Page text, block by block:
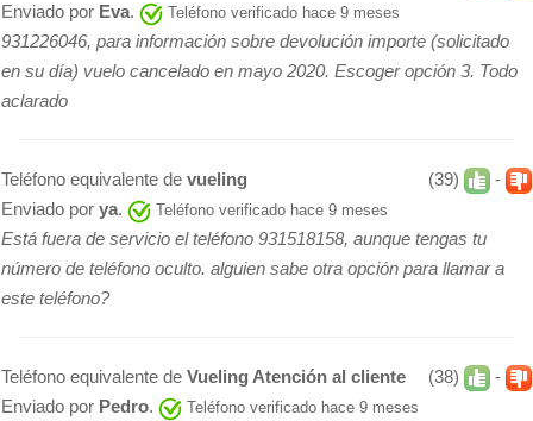
Enviado por Eva. Teléfono verificado hace 9 meses
931226046, para información sobre devolución importe (solicitado
en su día) vuelo cancelado en mayo 2020. Escoger opción 3. Todo
aclarado
(39) -
Teléfono equivalente de vueling
Enviado por ya. Teléfono verificado hace 9 meses
Está fuera de servicio el teléfono 931518158, aunque tengas tu
número de teléfono oculto. alguien sabe otra opción para llamar a
este teléfono?
(38) -
Teléfono equivalente de Vueling Atención al cliente
Enviado por Pedro. Teléfono verificado hace 9 meses